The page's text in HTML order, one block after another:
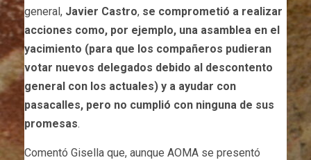
general, Javier Castro, se comprometió a realizar
acciones como, por ejemplo, una asamblea en el
yacimiento (para que los compañeros pudieran
votar nuevos delegados debido al descontento
general con los actuales) y a ayudar con
pasacalles, pero no cumplió con ninguna de sus
promesas.
Comentó Gisella que, aunque AOMA se presentó